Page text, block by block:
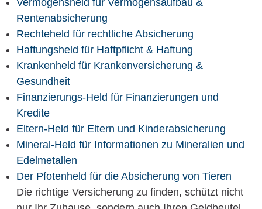
Rentenabsicherung
Rechteheld für rechtliche Absicherung
Haftungsheld für Haftpflicht & Haftung
Krankenheld für Krankenversicherung &
Gesundheit
Finanzierungs-Held für Finanzierungen und
Kredite
Eltern-Held für Eltern und Kinderabsicherung
Mineral-Held für Informationen zu Mineralien und
Edelmetallen
Der Pfotenheld für die Absicherung von Tieren
Die richtige Versicherung zu finden, schützt nicht